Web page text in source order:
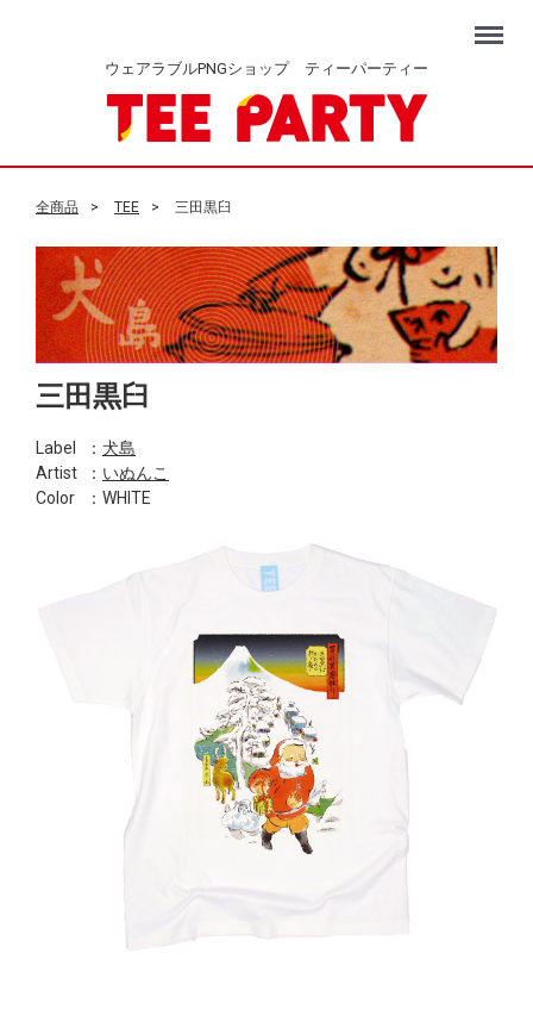
ウェアラブルPNGショップ ティーパーティー
Menu
全商品 TEE 三田黒臼
三田黒臼
Label ： 犬島
Artist
： いぬんこ
Color
：WHITE